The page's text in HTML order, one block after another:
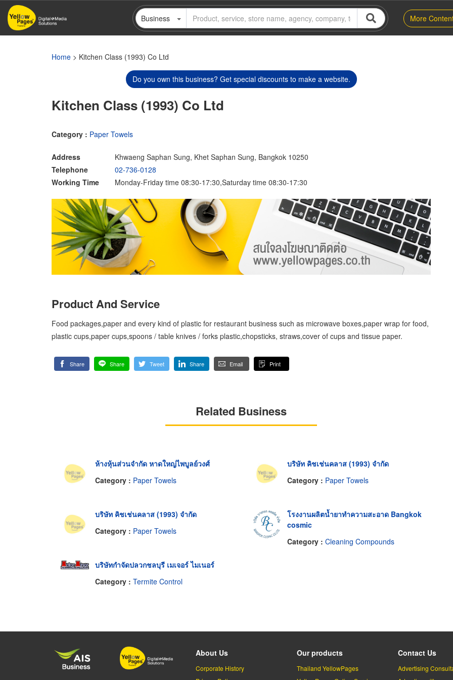
Skip
main
Business More
Home > Kitchen Class (1993) Co Ltd
Do you own this business? Get special discounts to make a website.
Kitchen Class (1993) Co Ltd
Category : Paper Towels
Address
Khwaeng Saphan Sung, Khet Saphan Sung, Bangkok 10250
Telephone
02-736-0128
Working Time
Monday-Friday time 08:30-17:30,Saturday time 08:30-17:30
Product And Service
Food packages,paper and every kind of plastic for restaurant business such as microwave boxes,paper wrap for food,
plastic cups,paper cups,spoons / table knives / forks plastic,chopsticks, straws,cover of cups and tissue paper.
Share Share Tweet Share Email Print
Related Business
ห้างหุ้นส่วนจำกัด หาดใหญ่ไพบูลย์วงศ์
Category : Paper Towels
บริษัท คิชเช่นคลาส (1993) จำกัด
Category : Paper Towels
บริษัท คิชเช่นคลาส (1993) จำกัด
Category : Paper Towels
โรงงานผลิตน้ำยาทำความสะอาด Bangkok
cosmic
Category : Cleaning Compounds
บริษัทกำจัดปลวกชลบุรี เมเจอร์ ไมเนอร์
Category : Termite Control
About Us
Corporate History
Our products
Thailand YellowPages
Contact Us
Advertising